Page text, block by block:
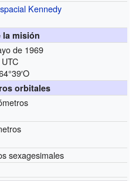
Kennedy
la misión
de 1969
orbitales
sexagesimales